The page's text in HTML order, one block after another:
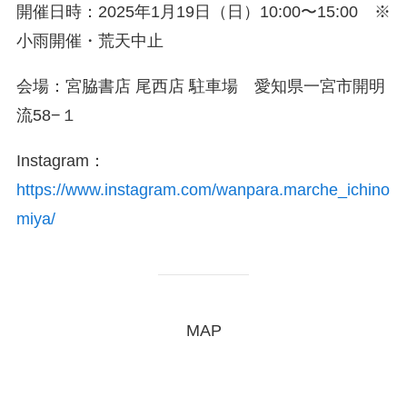
開催日時：2025年1月19日（日）10:00〜15:00 ※
小雨開催・荒天中止
会場：宮脇書店 尾西店 駐車場 愛知県一宮市開明
流58−１
Instagram：
https://www.instagram.com/wanpara.marche_ichino
miya/
MAP